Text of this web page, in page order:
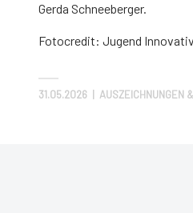
Gerda Schneeberger.
Fotocredit: Jugend Innovativ
31.05.2026 AUSZEICHNUNGEN